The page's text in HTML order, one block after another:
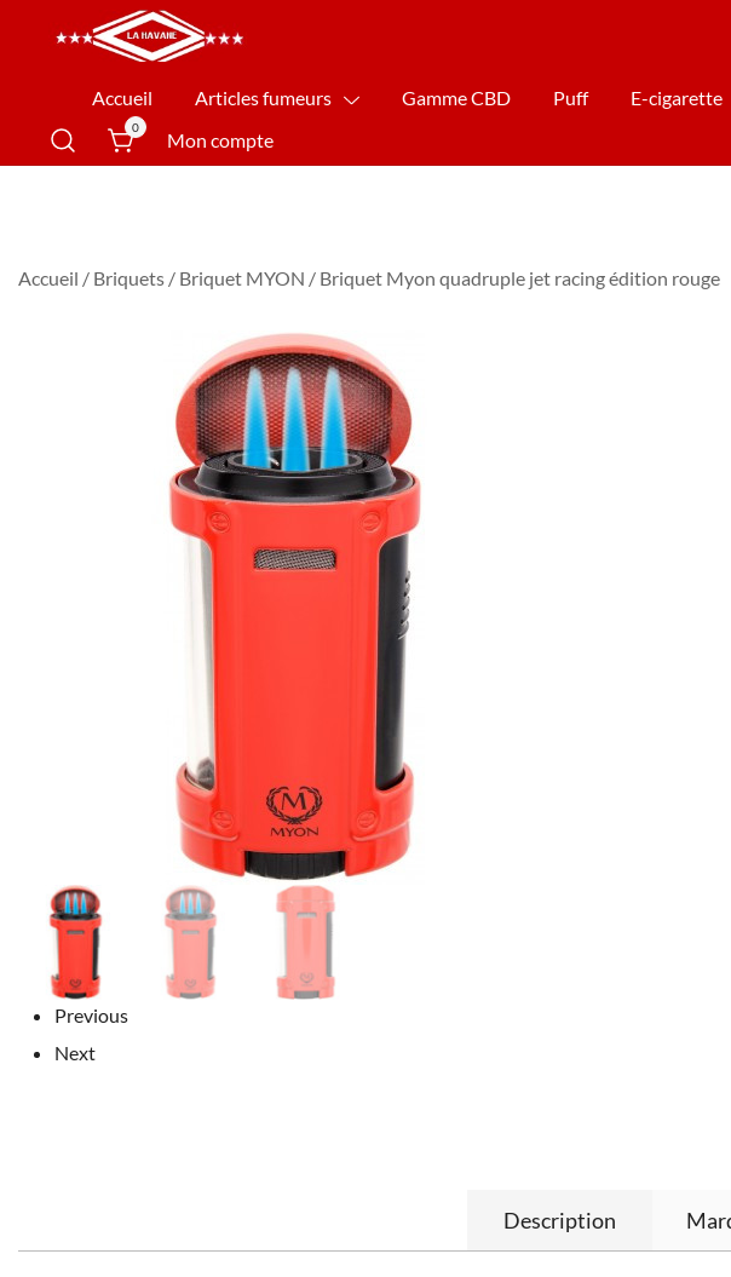
La Havane Nîmes
Accueil Articles fumeurs Gamme CBD Puff E-cigarette
0
Mon compte
Accueil / Briquets / Briquet MYON / Briquet Myon quadruple jet racing édition rouge
Previous
Next
Description